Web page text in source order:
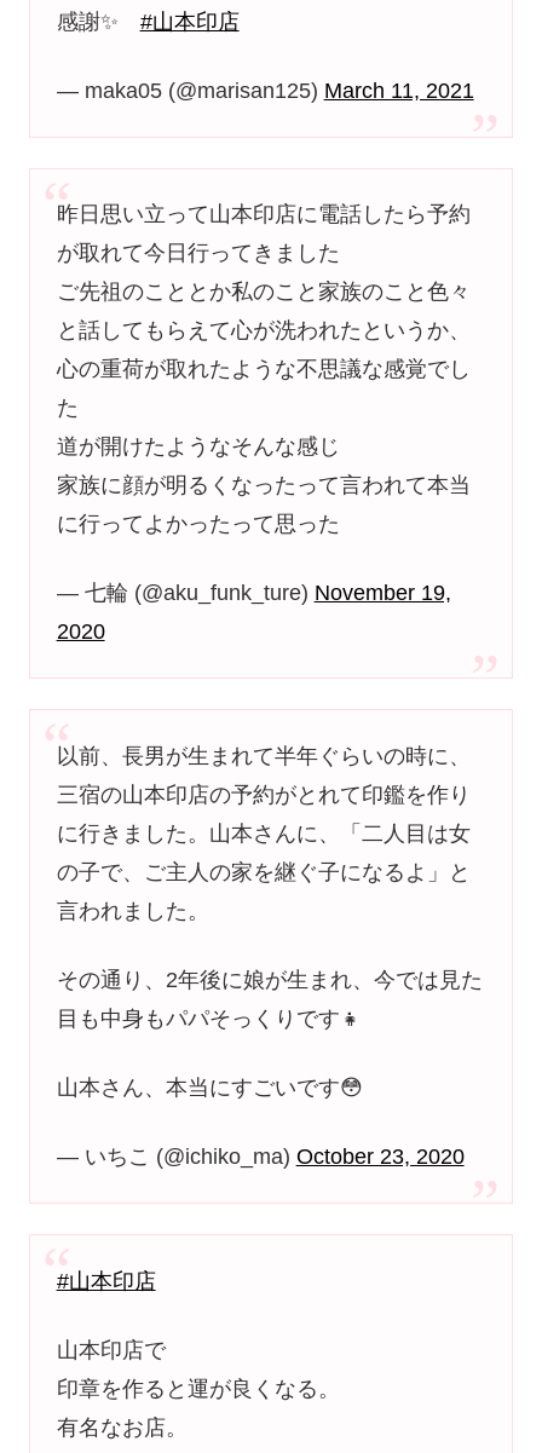
感謝✨ #山本印店
— maka05 (@marisan125) March 11, 2021
昨日思い立って山本印店に電話したら予約
が取れて今日行ってきました
ご先祖のこととか私のこと家族のこと色々
と話してもらえて心が洗われたというか、
心の重荷が取れたような不思議な感覚でし
た
道が開けたようなそんな感じ
家族に顔が明るくなったって言われて本当
に行ってよかったって思った
— 七輪 (@aku_funk_ture) November 19,
2020
以前、長男が生まれて半年ぐらいの時に、
三宿の山本印店の予約がとれて印鑑を作り
に行きました。山本さんに、「二人目は女
の子で、ご主人の家を継ぐ子になるよ」と
言われました。
その通り、2年後に娘が生まれ、今では見た
目も中身もパパそっくりです👧
山本さん、本当にすごいです😳
— いちこ (@ichiko_ma) October 23, 2020
#山本印店
山本印店で
印章を作ると運が良くなる。
有名なお店。